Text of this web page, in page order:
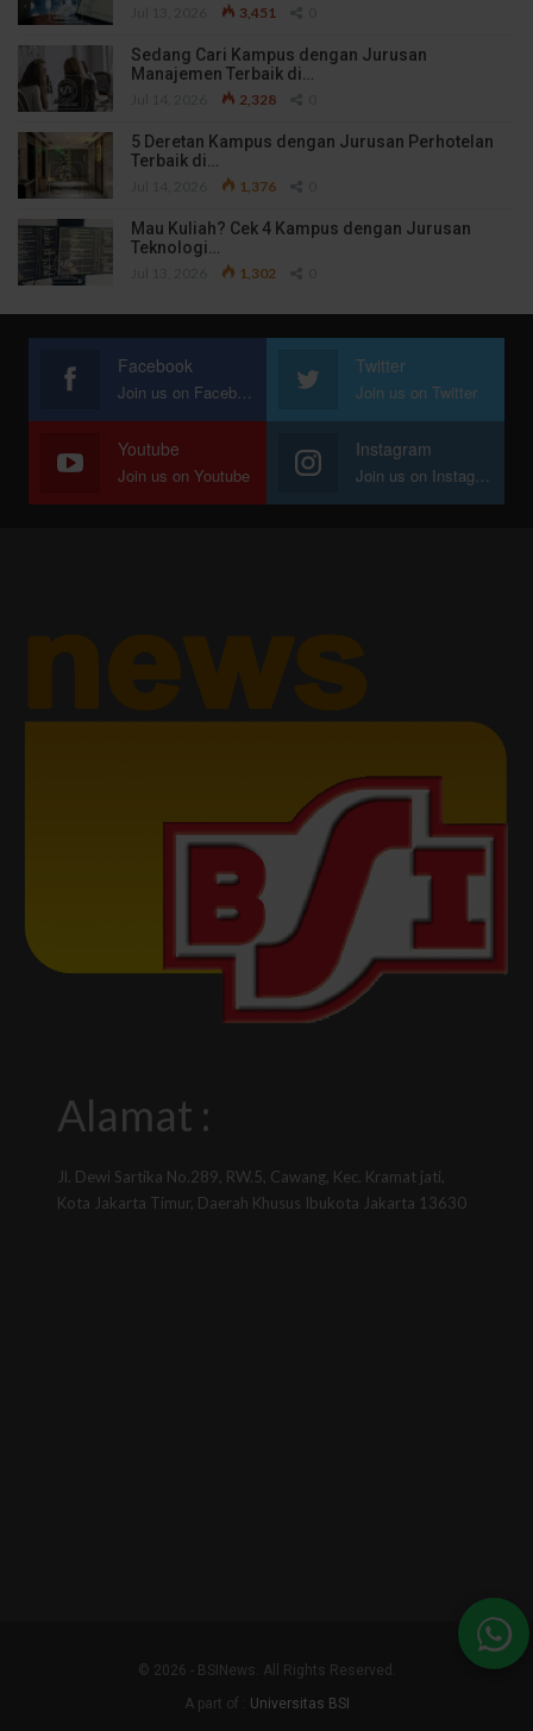
3,451
Sedang Cari Kampus dengan Jurusan
Manajemen Terbaik di…
2,328
5 Deretan Kampus dengan Jurusan Perhotelan
Terbaik di…
1,376
Mau Kuliah? Cek 4 Kampus dengan Jurusan
Teknologi…
1,302
Facebook
Join us on Facebook
Twitter
Join us on Twitter
Youtube
Join us on Youtube
Instagram
Join us on Instagram
Alamat :
Jl. Dewi Sartika No.289, RW.5, Cawang, Kec. Kramat jati,
Kota Jakarta Timur, Daerah Khusus Ibukota Jakarta 13630
© 2026 - BSINews. All Rights Reserved.
A part of :
Universitas BSI